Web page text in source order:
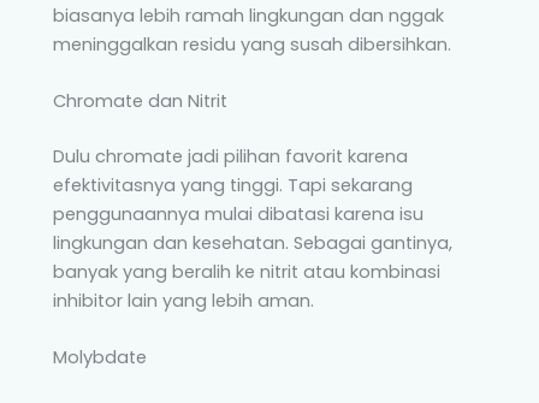
biasanya lebih ramah lingkungan dan nggak
meninggalkan residu yang susah dibersihkan.
Chromate dan Nitrit
Dulu chromate jadi pilihan favorit karena
efektivitasnya yang tinggi. Tapi sekarang
penggunaannya mulai dibatasi karena isu
lingkungan dan kesehatan. Sebagai gantinya,
banyak yang beralih ke nitrit atau kombinasi
inhibitor lain yang lebih aman.
Molybdate